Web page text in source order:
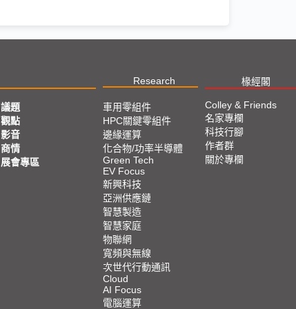
Research 椽經閣
議題
觀點
影音
商情
展會專區
車用零組件
HPC關鍵零組件
邊緣運算
化合物/功率半導體
Green Tech
EV Focus
新興科技
亞洲供應鏈
智慧製造
智慧家庭
物聯網
寬頻與無線
次世代行動通訊
Cloud
AI Focus
電腦運算
Colley & Friends
名家專欄
科技行腳
作者群
關於專欄